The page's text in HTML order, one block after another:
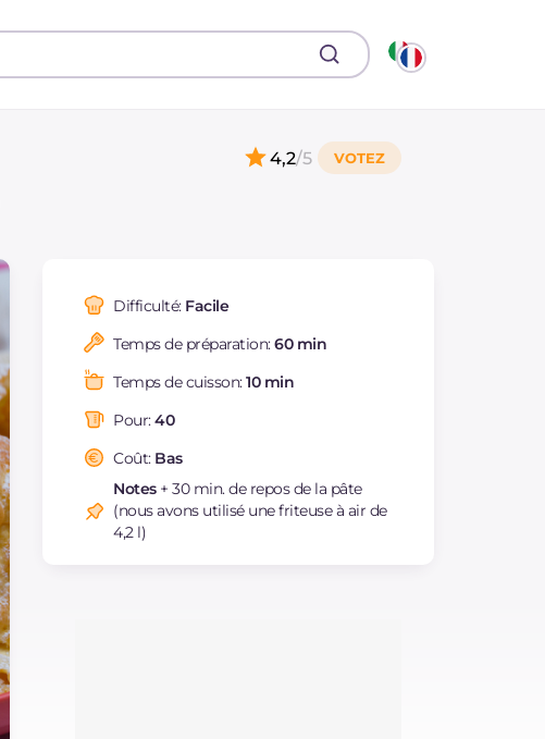
4,2/5
Difficulté: Facile
Temps de préparation:60 min
Temps de cuisson:10 min
Pour:40
Coût: Bas
Notes+ 30 min. de repos de la pâte
(nous avons utilisé une friteuse à air de
4,2 l)